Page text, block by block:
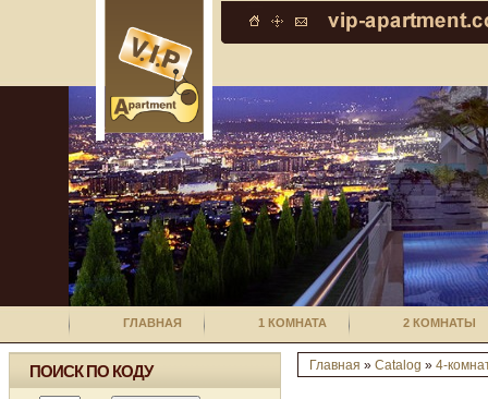
ГЛАВНАЯ 1 КОМНАТА 2 КОМНАТЫ
ПОИСК ПО КОДУ Главная » Catalog » 4-